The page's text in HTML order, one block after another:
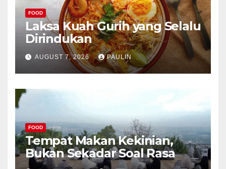
FOOD
Laksa Kuah Gurih yang Selalu
Dirindukan
AUGUST 7, 2026 PAULIN
FOOD
Tempat Makan Kekinian,
Bukan Sekadar Soal Rasa